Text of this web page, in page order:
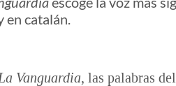
en catalán.
Vanguardia, las palabras